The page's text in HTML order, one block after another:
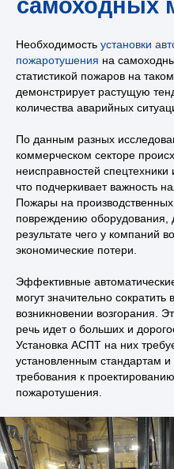
Необходимость установки
пожаротушения на
статистикой пожаров на
демонстрирует растущую
количества аварийных
По данным разных
коммерческом секторе
неисправностей
что подчеркивает важность
Пожары на
повреждению оборудования,
результате чего у компаний
экономические потери.
Эффективные
могут значительно
возникновении возгорания.
речь идет о больших и
Установка АСПТ на них
установленным стандартам
требования к
пожаротушения.
Технические
к системам
пожаротушения
самоходных машин
персональных данных